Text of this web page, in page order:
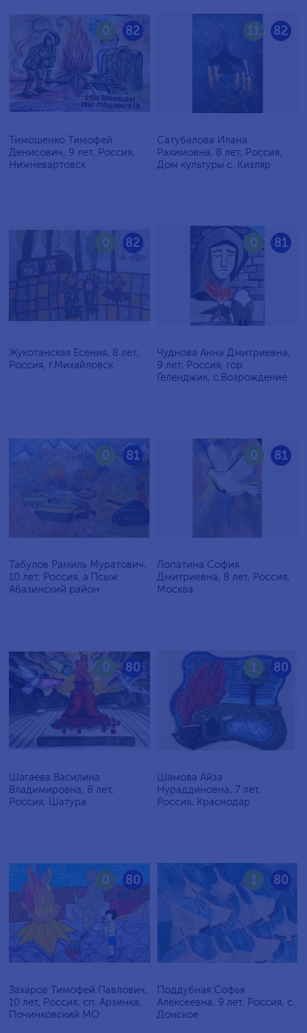
82
0
Тимошенко Тимофей
Денисович, 9 лет, Россия,
Нижневартовск
82
11
Сатубалова Илана
Рахимовна, 8 лет, Россия,
Дом культуры с. Кизляр
82
0
Жукотанская Есения, 8 лет,
Россия, г.Михайловск
81
0
Чуднова Анна Дмитриевна,
9 лет, Россия, гор.
Геленджик, с.Возрождение
81
0
Табулов Рамиль Муратович,
10 лет, Россия, а.Псыж
Абазинский район
81
0
Лопатина София
Дмитриевна, 8 лет, Россия,
Москва
80
0
Шагаева Василина
Владимировна, 8 лет,
Россия, Шатура
80
1
Шамова Айза
Нураддиновна, 7 лет,
Россия, Краснодар
80
0
Захаров Тимофей Павлович,
10 лет, Россия, сп. Арзинка,
Починковский МО
80
1
Поддубная Софья
Алексеевна, 9 лет, Россия, c.
Донское